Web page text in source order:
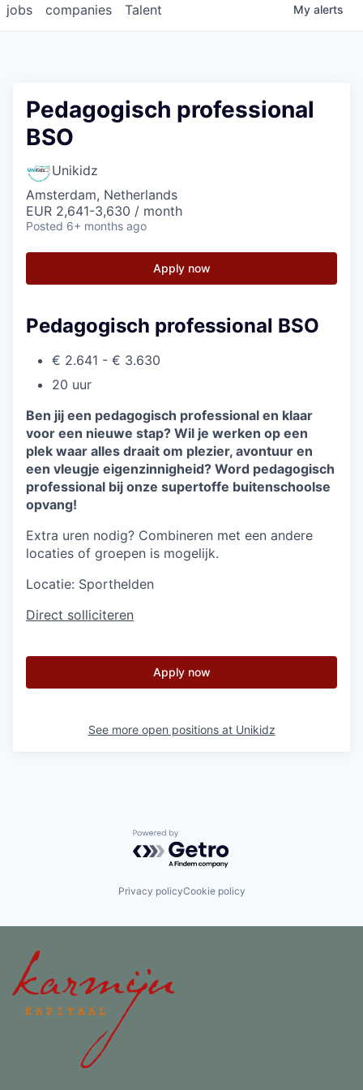
jobs companies Talent My alerts
Pedagogisch professional
BSO
Unikidz
Amsterdam, Netherlands
EUR 2,641-3,630 / month
Posted 6+ months ago
Apply now
Pedagogisch professional BSO
€ 2.641 - € 3.630
20 uur
Ben jij een pedagogisch professional en klaar
voor een nieuwe stap? Wil je werken op een
plek waar alles draait om plezier, avontuur en
een vleugje eigenzinnigheid? Word pedagogisch
professional bij onze supertoffe buitenschoolse
opvang!
Extra uren nodig? Combineren met een andere
locaties of groepen is mogelijk.
Locatie: Sporthelden
Direct solliciteren
Apply now
See more open positions at Unikidz
Powered by Getro.com
Privacy policyCookie policy